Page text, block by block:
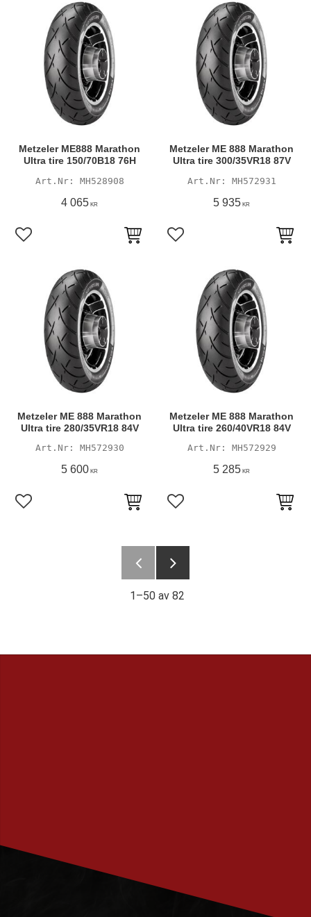
Metzeler ME888 Marathon
Ultra tire 150/70B18 76H
MH528908
4 065 KR
Lägg till i favoriter
Metzeler ME 888 Marathon
Ultra tire 300/35VR18 87V
MH572931
5 935 KR
Lägg till i favoriter
Metzeler ME 888 Marathon
Ultra tire 280/35VR18 84V
MH572930
5 600 KR
Lägg till i favoriter
Metzeler ME 888 Marathon
Ultra tire 260/40VR18 84V
MH572929
5 285 KR
Lägg till i favoriter
1–50av 82